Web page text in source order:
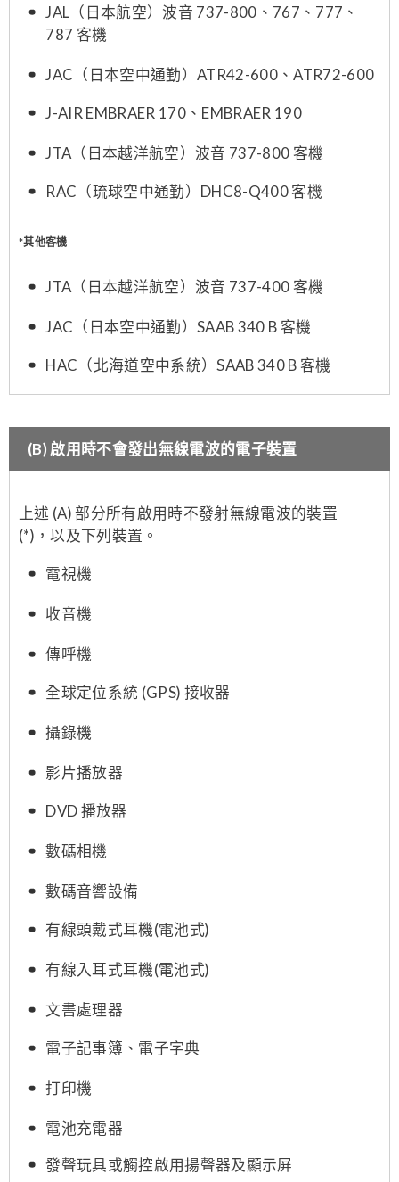
JAL（日本航空）波音 737-800、767、777、
787 客機
JAC（日本空中通勤）ATR42-600、ATR72-600
J-AIR EMBRAER 170、EMBRAER 190
JTA（日本越洋航空）波音 737-800 客機
RAC（琉球空中通勤）DHC8-Q400 客機
*其他客機
JTA（日本越洋航空）波音 737-400 客機
JAC（日本空中通勤）SAAB 340 B 客機
HAC（北海道空中系統）SAAB 340 B 客機
(B) 啟用時不會發出無線電波的電子裝置
上述 (A) 部分所有啟用時不發射無線電波的裝置
(*)，以及下列裝置。
電視機
收音機
傳呼機
全球定位系統 (GPS) 接收器
攝錄機
影片播放器
DVD 播放器
數碼相機
數碼音響設備
有線頭戴式耳機(電池式)
有線入耳式耳機(電池式)
文書處理器
電子記事簿、電子字典
打印機
電池充電器
發聲玩具或觸控啟用揚聲器及顯示屏